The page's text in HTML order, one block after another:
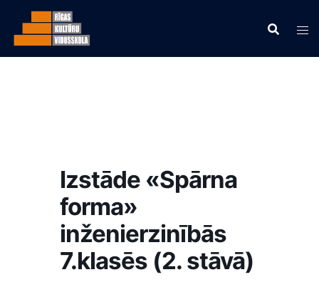
Izstāde «Spārna
forma»
inženierzinībās
7.klasēs (2. stāvā)